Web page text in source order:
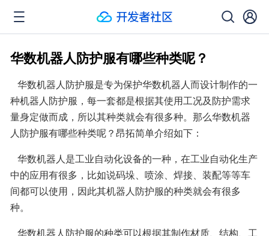
华数机器人防护服有哪些种类呢？
种机器人防护服，每一套都是根据其使用工况及防护需求
量身定做而成，所以其种类就会有很多种。那么华数机器
人防护服有哪些种类呢？昂拓简单介绍如下：
中的应用有很多，比如说码垛、喷涂、焊接、装配等等车
间都可以使用，因此其机器人防护服的种类就会有很多
种。